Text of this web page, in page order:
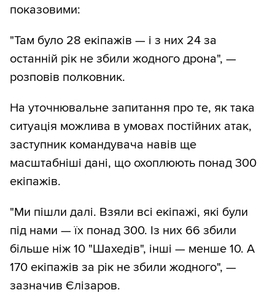
показовими:
"Там було 28 екіпажів — і з них 24 за
останній рік не збили жодного дрона", —
розповів полковник.
На уточнювальне запитання про те, як така
ситуація можлива в умовах постійних атак,
заступник командувача навів ще
масштабніші дані, що охоплюють понад 300
екіпажів.
"Ми пішли далі. Взяли всі екіпажі, які були
під нами — їх понад 300. Із них 66 збили
більше ніж 10 "Шахедів", інші — менше 10. А
170 екіпажів за рік не збили жодного", —
зазначив Єлізаров.